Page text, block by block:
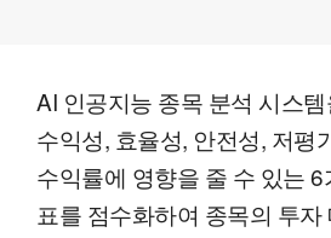
AI 인공지능 종목 분석 시스
수익성, 효율성, 안전성, 저평
수익률에 영향을 줄 수 있는
표를 점수화하여 종목의 투자